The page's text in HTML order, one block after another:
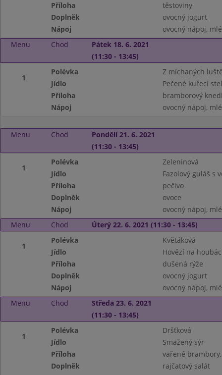
Příloha
těstoviny
Doplněk
ovocný jogurt
Nápoj
ovocný nápoj,
Menu
Chod
Pátek 18. 6. 2021
(11:30 - 13:45)
1
Polévka
Z míchaných
Jídlo
Pečené kuřecí
Příloha
bramborový
Nápoj
ovocný nápoj,
Menu Chod
Pondělí 21. 6. 2021
(11:30 - 13:45)
1
Polévka
Zeleninová
Jídlo
Fazolový guláš s
Příloha
pečivo
Doplněk
ovoce
Nápoj
ovocný nápoj,
Menu
Chod Úterý 22. 6. 2021 (11:30 - 13:45)
1
Polévka
Květáková
Jídlo
Hovězí na
Příloha
dušená rýže
Doplněk
ovocný jogurt
Nápoj
ovocný nápoj,
Menu
Chod
Středa 23. 6. 2021
(11:30 - 13:45)
1
Polévka
Dršťková
Jídlo
Smažený sýr
Příloha
vařené
Doplněk
rajčatový salát